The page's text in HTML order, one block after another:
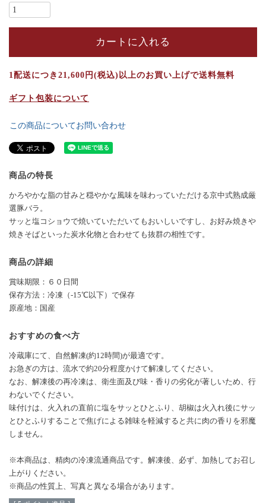
カートに入れる
1配送につき21,600円(税込)以上のお買い上げで送料無料
ギフト包装について
この商品についてお問い合わせ
商品の特長
かろやかな脂の甘みと穏やかな風味を味わっていただける京中式熟成厳
選豚バラ。
サッと塩コショウで焼いていただいてもおいしいですし、お好み焼きや
焼きそばといった炭水化物と合わせても抜群の相性です。
商品の詳細
賞味期限：６０日間
保存方法：冷凍（-15℃以下）で保存
原産地：国産
おすすめの食べ方
冷蔵庫にて、自然解凍(約12時間)が最適です。
お急ぎの方は、流水で約20分程度かけて解凍してください。
なお、解凍後の再冷凍は、衛生面及び味・香りの劣化が著しいため、行
わないでください。
味付けは、火入れの直前に塩をサッとひとふり、胡椒は火入れ後にサッ
とひとふりすることで焦げによる雑味を軽減すると共に肉の香りを邪魔
しません。
※本商品は、精肉の冷凍流通商品です。解凍後、必ず、加熱してお召し
上がりください。
※商品の性質上、写真と異なる場合があります。